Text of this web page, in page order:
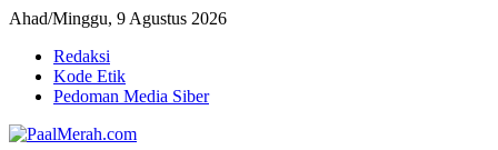
Ahad/Minggu, 9 Agustus 2026
Redaksi
Kode Etik
Pedoman Media Siber